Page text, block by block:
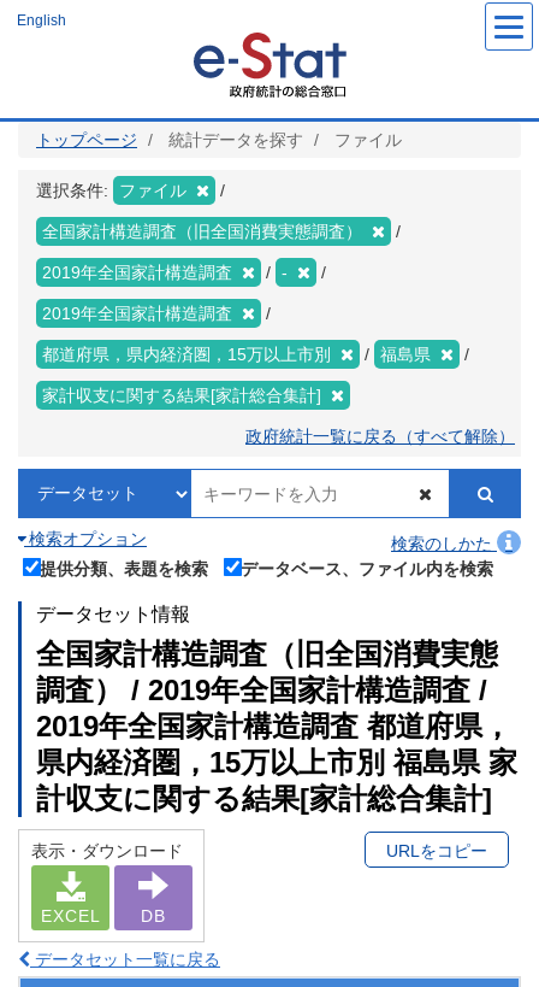
ツ
English
トップページ 統計データを探す ファイル
選択条件: ファイル
全国家計構造調査（旧全国消費実態調査）
2019年全国家計構造調査 -
2019年全国家計構造調査
都道府県，県内経済圏，15万以上市別 福島県
家計収支に関する結果[家計総合集計]
政府統計一覧に戻る（すべて解除）
検索オプション
検索のしかた
提供分類、表題を検索
データベース、ファイル内を検索
データセット情報
全国家計構造調査（旧全国消費実態
調査） / 2019年全国家計構造調査 /
2019年全国家計構造調査 都道府県，
県内経済圏，15万以上市別 福島県 家
計収支に関する結果[家計総合集計]
表示・ダウンロード
EXCEL DB
URLをコピー
データセット一覧に戻る